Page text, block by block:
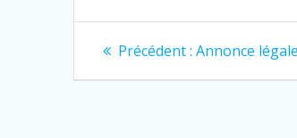
Navigation
de
Précédent : Article
Annonce légale